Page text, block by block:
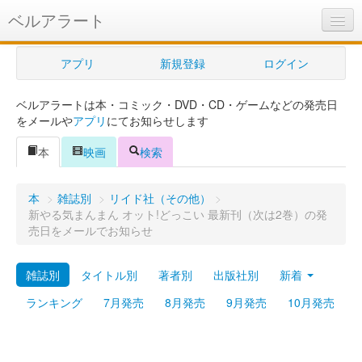
ベルアラート
ベルアラートとは
ヘルプ
新規登録
ログイン
購入管理
プレミアム
アプリ 新規登録 ログイン
ベルアラートは本・コミック・DVD・CD・ゲームなどの発売日
をメールやアプリ にてお知らせします
本
映画 検索
本 > 雑誌別 > リイド社（その他）
>
新やる気まんまん オット!どっこい 最新刊（次は2巻）の発
売日をメールでお知らせ
雑誌別 タイトル別 著者別 出版社別
新着
ランキング
7月発売 8月発売 9月発売 10月発売